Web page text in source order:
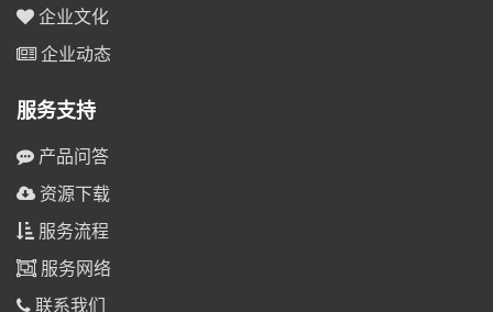
企业文化
企业动态
服务支持
产品问答
资源下载
服务流程
服务网络
联系我们